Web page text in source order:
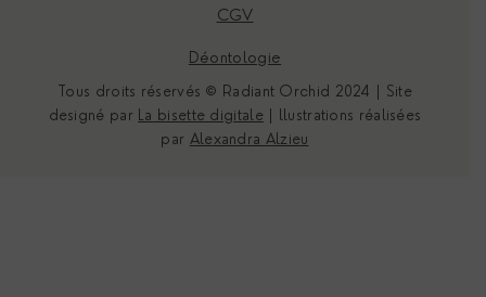
CGV
Déontologie
Tous droits réservés © Radiant Orchid 2024 | Site
designé par
La bisette digitale| llustrations réalisées
par Alexandra Alzieu